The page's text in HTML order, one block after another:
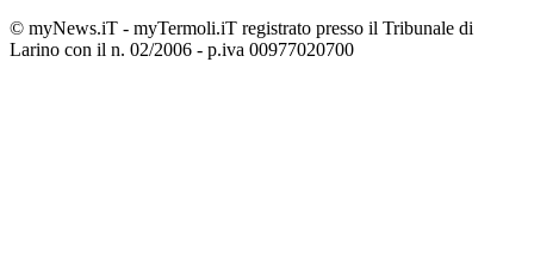
© myNews.iT - myTermoli.iT registrato presso il Tribunale di
Larino con il n. 02/2006 - p.iva 00977020700